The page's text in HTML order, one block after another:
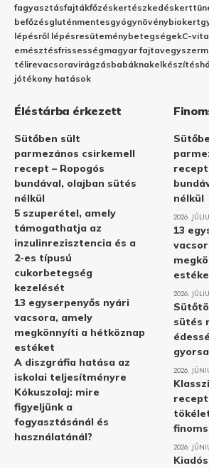
fagyasztásfajtákfőzéskertészkedéskert
befőzésgluténmentesgyógynövénybiokert
lépésről lépésresüteménybetegségekC-
emésztésfrissességmagyar fajta
télirevacsoravirágzásbabáknakelkészítés
jótékony hatások
Éléstárba érkezett
Sütőben sült
parmezános csirkemell
recept – Ropogós
bundával, olajban sütés
nélkül
5 szuperétel, amely
támogathatja az
inzulinrezisztencia és a
2-es típusú
cukorbetegség
kezelését
13 egyserpenyős nyári
vacsora, amely
megkönnyíti a hétköznap
estéket
A diszgráfia hatása az
iskolai teljesítményre
Kókuszolaj: mire
figyeljünk a
fogyasztásánál és
használatánál?
recept
nélkül
2026.
13
2026.
sütés
2026.
2026.